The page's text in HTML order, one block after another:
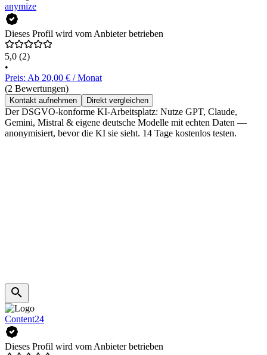
anymize
Dieses Profil wird vom Anbieter betrieben
5,0 (2)
•
Preis: Ab 20,00 € / Monat
(2 Bewertungen)
Kontakt aufnehmen Direkt vergleichen
Der DSGVO-konforme KI-Arbeitsplatz: Nutze GPT, Claude,
Gemini, Mistral & eigene deutsche Modelle mit echten Daten —
anonymisiert, bevor die KI sie sieht. 14 Tage kostenlos testen.
Content24
Dieses Profil wird vom Anbieter betrieben